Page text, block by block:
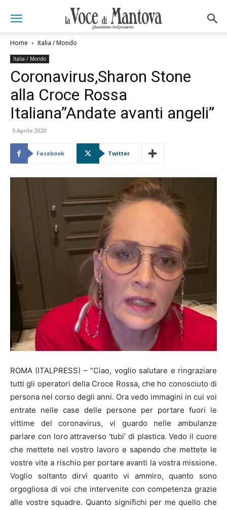
Home Italia / Mondo
Italia / Mondo
Coronavirus,Sharon Stone
alla Croce Rossa
Italiana”Andate avanti angeli”
5 Aprile 2020
Facebook Twitter
ROMA (ITALPRESS) – “Ciao, voglio salutare e ringraziare
tutti gli operatori della Croce Rossa, che ho conosciuto di
persona nel corso degli anni. Ora vedo immagini in cui voi
entrate nelle case delle persone per portare fuori le
vittime del coronavirus, vi guardo nelle ambulanze
parlare con loro attraverso ‘tubi’ di plastica. Vedo il cuore
che mettete nel vostro lavoro e sapendo che mettete le
vostre vite a rischio per portare avanti la vostra missione.
Voglio soltanto dirvi quanto vi ammiro, quanto sono
orgogliosa di voi che intervenite con competenza grazie
alle vostre squadre. Quanto significhi per me quello che